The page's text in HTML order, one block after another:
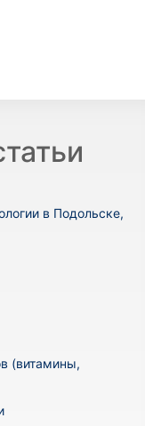
в Подольске,
(витамины,